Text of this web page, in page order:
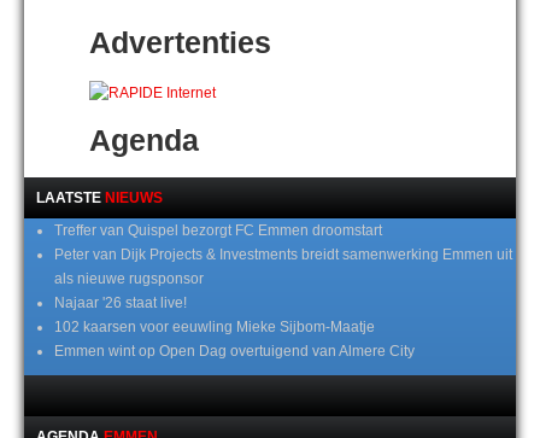
Advertenties
Agenda
LAATSTE NIEUWS
Treffer van Quispel bezorgt FC Emmen droomstart
Peter van Dijk Projects & Investments breidt samenwerking Emmen uit
als nieuwe rugsponsor
Najaar '26 staat live!
102 kaarsen voor eeuwling Mieke Sijbom-Maatje
Emmen wint op Open Dag overtuigend van Almere City